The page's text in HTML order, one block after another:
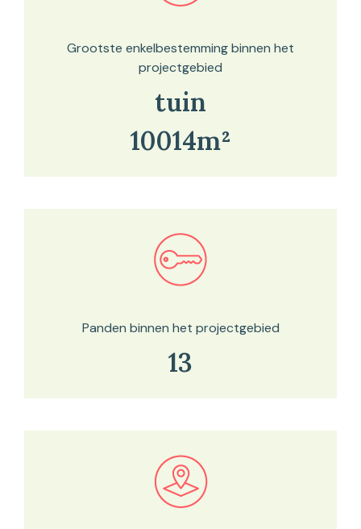
Grootste enkelbestemming binnen het
projectgebied
tuin
10014m²
Bekijk in onze kaartviewer
Panden binnen het projectgebied
13
Bekijk in onze kaartviewer